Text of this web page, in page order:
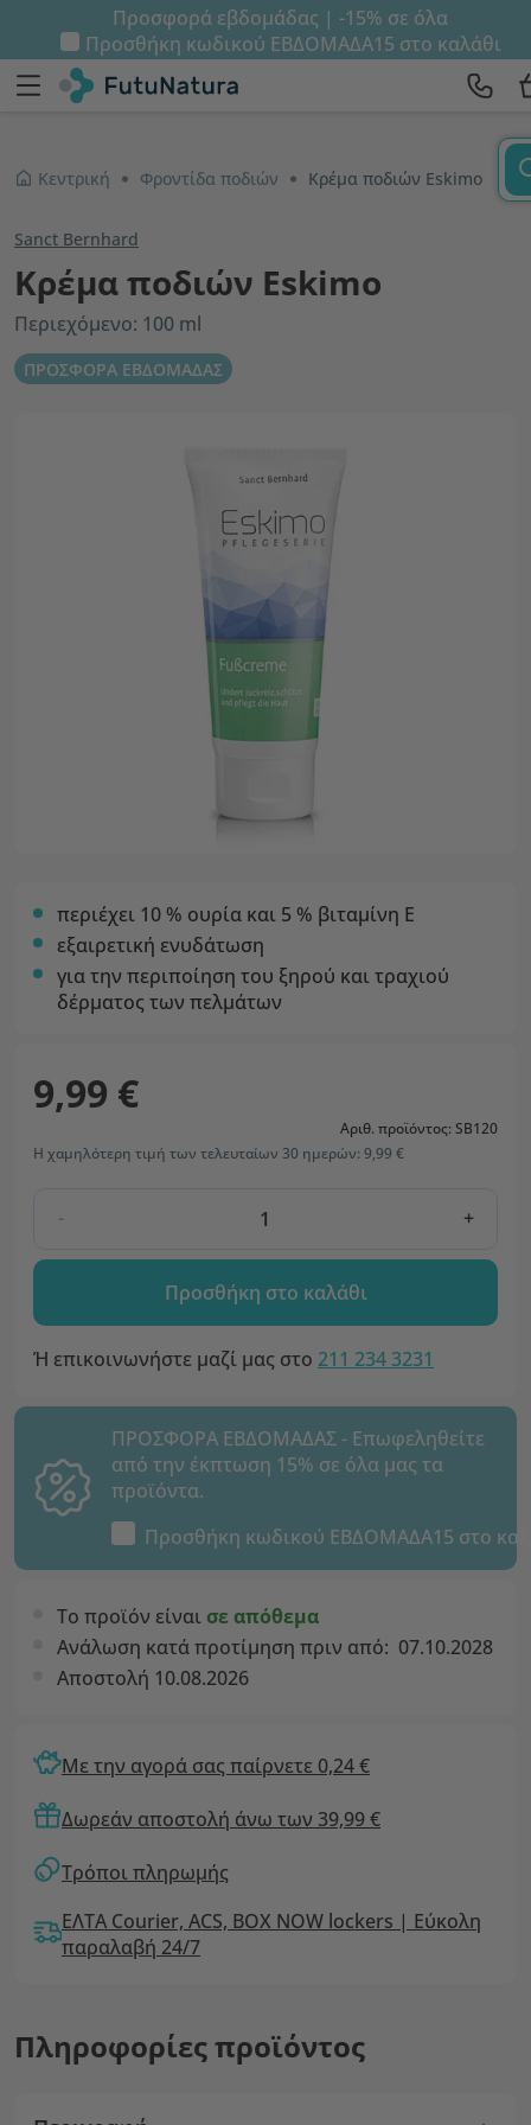
Προσφορά εβδομάδας | -15% σε όλα
Προσθήκη κωδικού ΕΒΔΟΜΑΔΑ15 στο καλάθι
Κεντρική Φροντίδα ποδιών Κρέμα ποδιών Eskimo
Sanct Bernhard
Κρέμα ποδιών Eskimo
Περιεχόμενο: 100 ml
ΠΡΟΣΦΟΡΑ ΕΒΔΟΜΑΔΑΣ
περιέχει 10 % ουρία και 5 % βιταμίνη Ε
εξαιρετική ενυδάτωση
για την περιποίηση του ξηρού και τραχιού
δέρματος των πελμάτων
9,99 €
Αριθ. προϊόντος: SB120
Η χαμηλότερη τιμή των τελευταίων 30 ημερών: 9,99 €
- +
Προσθήκη στο καλάθι
Ή επικοινωνήστε μαζί μας στο 211 234 3231
ΠΡΟΣΦΟΡΑ ΕΒΔΟΜΑΔΑΣ - Επωφεληθείτε
από την έκπτωση 15% σε όλα μας τα
προϊόντα.
Προσθήκη κωδικού ΕΒΔΟΜΑΔΑ15 στο
Το προϊόν είναι σε απόθεμα
Ανάλωση κατά προτίμηση πριν από: 07.10.2028
Αποστολή 10.08.2026
Με την αγορά σας παίρνετε 0,24 €
Δωρεάν αποστολή άνω των 39,99 €
Τρόποι πληρωμής
ΕΛΤΑ Courier, ACS, BOX NOW lockers | Εύκολη
παραλαβή 24/7
Πληροφορίες προϊόντος